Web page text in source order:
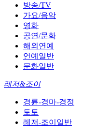
방송/TV
가요/음악
영화
공연/문화
해외연예
연예일반
문화일반
레저&조이
경륜-경마-경정
토토
레저-조이일반